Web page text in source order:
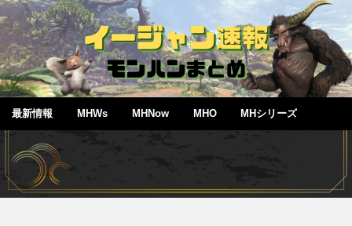
最新情報 MHWs MHNow MHO MHシリーズ